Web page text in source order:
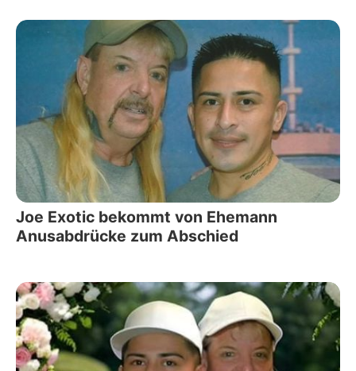
Joe Exotic bekommt von Ehemann
Anusabdrücke zum Abschied